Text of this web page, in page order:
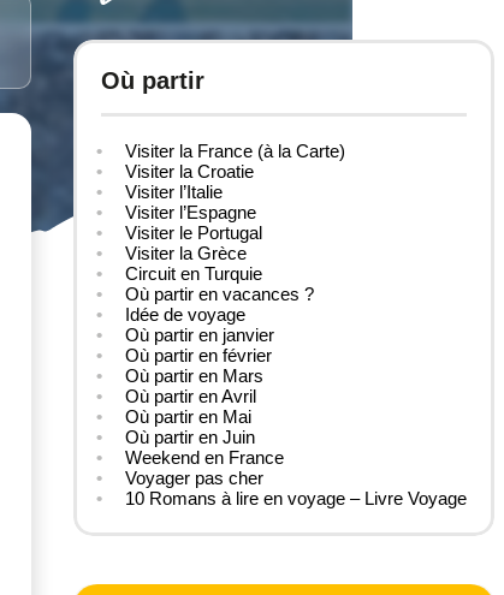
Où partir
Visiter la France (à la Carte)
Visiter la Croatie
Visiter l’Italie
Visiter l’Espagne
Visiter le Portugal
Visiter la Grèce
Circuit en Turquie
Où partir en vacances ?
Idée de voyage
Où partir en janvier
Où partir en février
Où partir en Mars
Où partir en Avril
Où partir en Mai
Où partir en Juin
Weekend en France
Voyager pas cher
10 Romans à lire en voyage – Livre Voyage